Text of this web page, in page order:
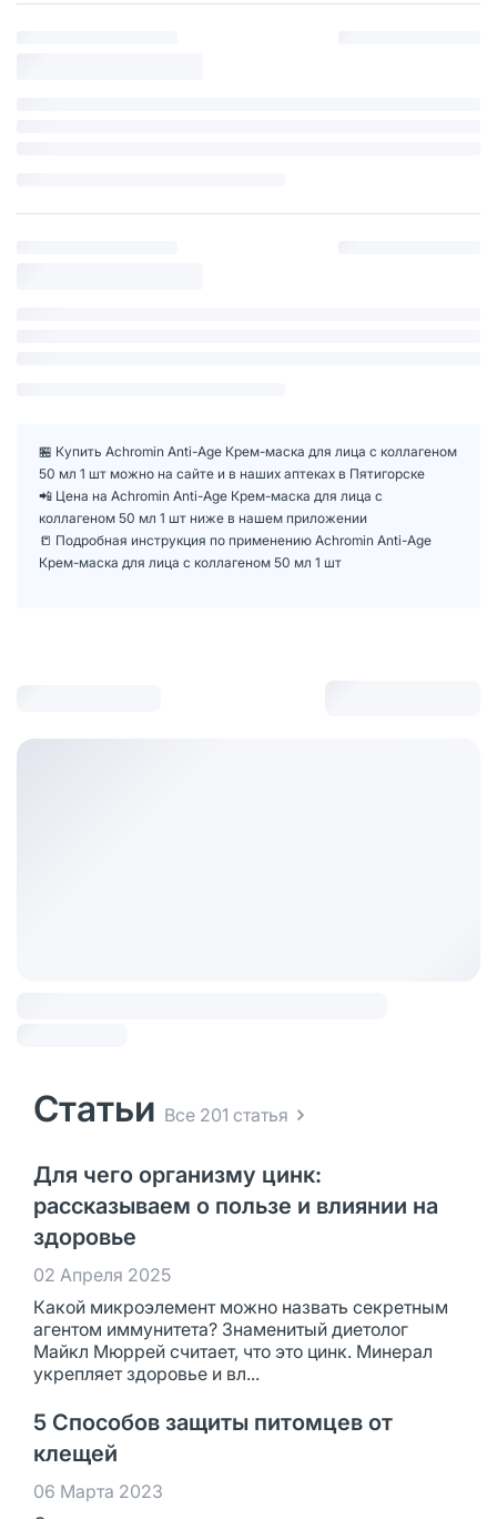
🏪 Купить Achromin Anti-Age Крем-маска для лица с коллагеном
50 мл 1 шт можно на сайте и в наших аптеках в Пятигорске
📲 Цена на Achromin Anti-Age Крем-маска для лица с
коллагеном 50 мл 1 шт ниже в нашем приложении
📒 Подробная инструкция по применению Achromin Anti-Age
Крем-маска для лица с коллагеном 50 мл 1 шт
Статьи Все 201 статья
Для чего организму цинк:
рассказываем о пользе и влиянии на
здоровье
02 Апреля 2025
Какой микроэлемент можно назвать секретным
агентом иммунитета? Знаменитый диетолог
Майкл Мюррей считает, что это цинк. Минерал
укрепляет здоровье и вл...
5 Способов защиты питомцев от
клещей
06 Марта 2023